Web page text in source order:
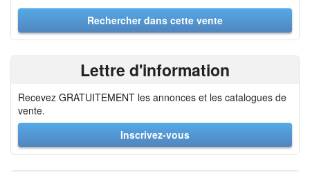
Lettre d'information
Recevez GRATUITEMENT les annonces et les catalogues de
vente.
Inscrivez-vous